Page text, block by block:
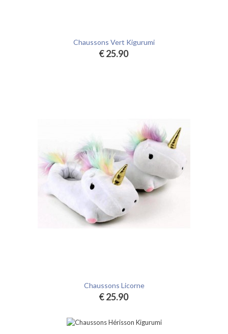
Chaussons Vert Kigurumi
€ 25.90
Chaussons Licorne
€ 25.90